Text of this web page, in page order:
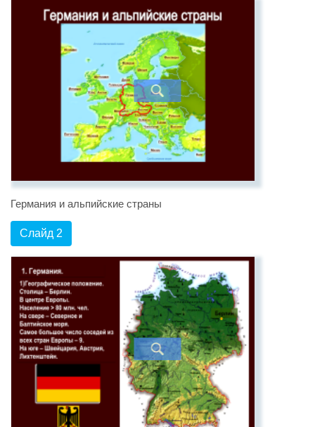
Германия и альпийские страны
Слайд 2